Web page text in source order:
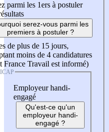
parmi les 1ers à postuler
serez-vous parmi les
premiers à postuler ?
de plus de 15 jours,
moins de 4 candidatures
France Travail est informé)
Employeur handi-
engagé
Qu'est-ce qu'un
employeur handi-
engagé ?